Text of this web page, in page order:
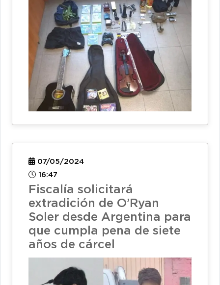
07/05/2024
16:47
Fiscalía solicitará
extradición de O’Ryan
Soler desde Argentina para
que cumpla pena de siete
años de cárcel